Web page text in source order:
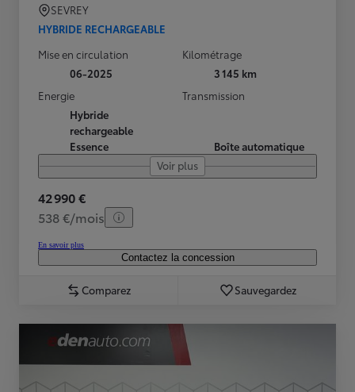
SEVREY
HYBRIDE RECHARGEABLE
Mise en circulation
06-2025
Kilométrage
3 145 km
Energie
Hybride
rechargeable
Essence
Transmission
Boîte automatique
Voir plus
42 990 €
538 €/mois
En savoir plus
Contactez la concession
Comparez Sauvegardez